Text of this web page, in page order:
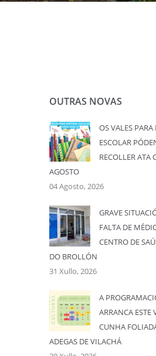
OUTRAS NOVAS
OS VALES
ESCOLAR
RECOLLER ATA
AGOSTO
04 Agosto, 2026
GRAVE
FALTA DE
CENTRO DE
DO BROLLÓN
31 Xullo, 2026
A
ARRANCA ESTE
CUNHA
ADEGAS DE VILACHÁ